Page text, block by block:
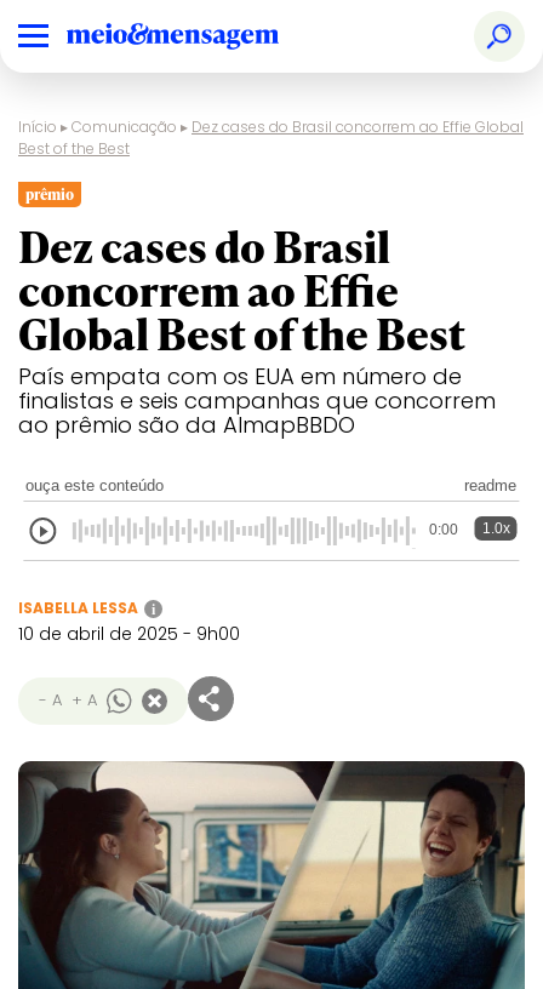
Início ▸Comunicação ▸ Dez cases do Brasil concorrem ao Effie Global
Best of the Best
prêmio
Dez cases do Brasil
concorrem ao Effie
Global Best of the Best
País empata com os EUA em número de
finalistas e seis campanhas que concorrem
ao prêmio são da AlmapBBDO
ouça este conteúdo readme
0:00 1.0x
ISABELLA LESSA i
10 de abril de 2025 - 9h00
- A + A